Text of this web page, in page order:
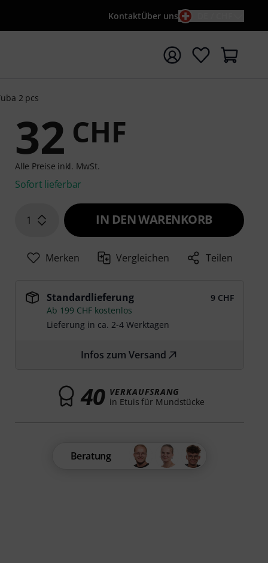
KontaktÜber uns
mit Suchwort {searchTerm} starten
2 pcs
32 CHF
Alle Preise inkl. MwSt.
Sofort lieferbar
1 IN DEN WARENKORB
Merken Vergleichen Teilen
Standardlieferung
9 CHF
Ab 199 CHF kostenlos
Lieferung in ca. 2-4 Werktagen
Infos zum Versand
40 VERKAUFSRANG
in Etuis für Mundstücke
Beratung